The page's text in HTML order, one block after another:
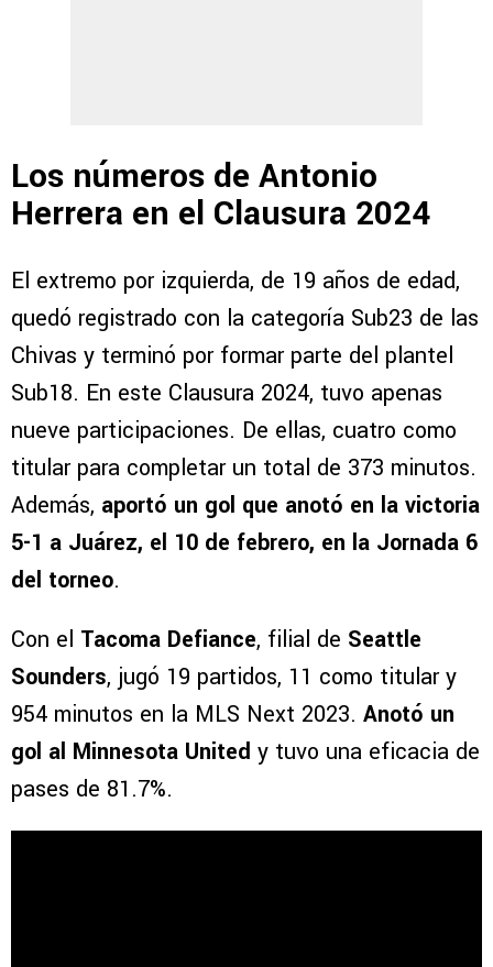
Los números de Antonio
Herrera en el Clausura 2024
El extremo por izquierda, de 19 años de edad,
quedó registrado con la categoría Sub23 de las
Chivas y terminó por formar parte del plantel
Sub18. En este Clausura 2024, tuvo apenas
nueve participaciones. De ellas, cuatro como
titular para completar un total de 373 minutos.
Además, aportó un gol que anotó en la victoria
5-1 a Juárez, el 10 de febrero, en la Jornada 6
del torneo.
Con el Tacoma Defiance, filial de Seattle
Sounders, jugó 19 partidos, 11 como titular y
954 minutos en la MLS Next 2023. Anotó un
gol al Minnesota United y tuvo una eficacia de
pases de 81.7%.